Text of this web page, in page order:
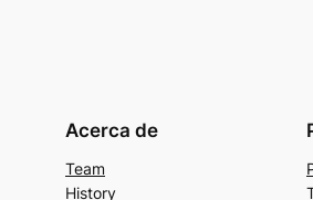
Acerca de
Team
History